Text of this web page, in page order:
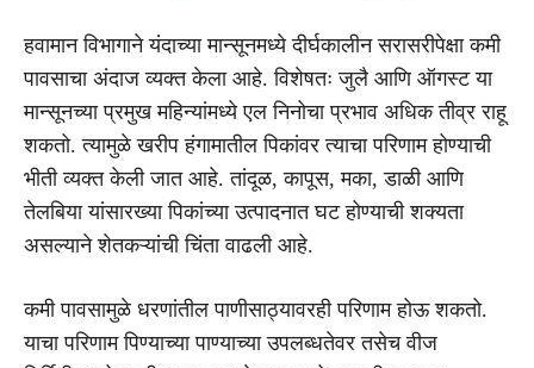
हवामान विभागाने यंदाच्या मान्सूनमध्ये दीर्घकालीन सरासरीपेक्षा कमी
पावसाचा अंदाज व्यक्त केला आहे. विशेषतः जुलै आणि ऑगस्ट या
मान्सूनच्या प्रमुख महिन्यांमध्ये एल निनोचा प्रभाव अधिक तीव्र राहू
शकतो. त्यामुळे खरीप हंगामातील पिकांवर त्याचा परिणाम होण्याची
भीती व्यक्त केली जात आहे. तांदूळ, कापूस, मका, डाळी आणि
तेलबिया यांसारख्या पिकांच्या उत्पादनात घट होण्याची शक्यता
असल्याने शेतकऱ्यांची चिंता वाढली आहे.
कमी पावसामुळे धरणांतील पाणीसाठ्यावरही परिणाम होऊ शकतो.
याचा परिणाम पिण्याच्या पाण्याच्या उपलब्धतेवर तसेच वीज